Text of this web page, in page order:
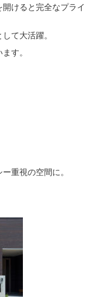
けると完全なプライ
て大活躍。
す。
重視の空間に。